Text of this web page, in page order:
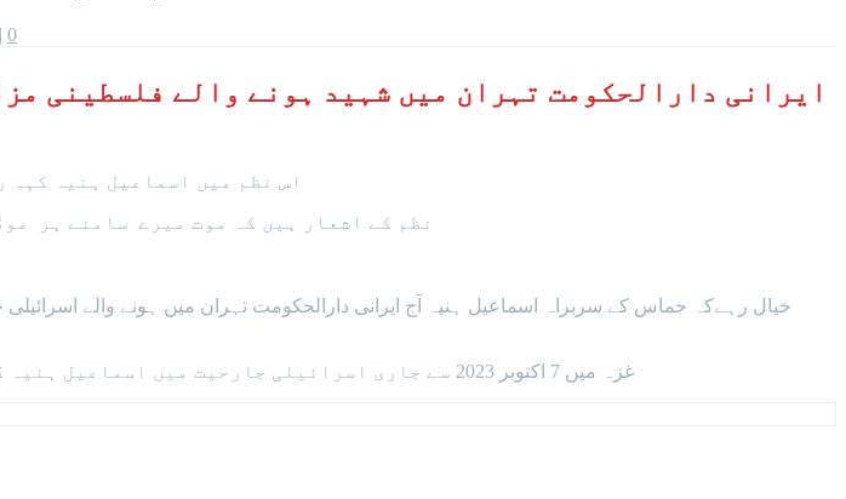
| 0
ایرانی دارالحکومت تہران میں شہید ہونے والے فلسطینی
اس نظم میں اسماعیل ہنیہ کہہ
نظم کے اشعار ہیں کہ موت میرے سامنے ہر
خیال رہےکہ حماس کے سربراہ اسماعیل ہنیہ آج ایرانی دارالحکومت تہران میں ہونے والے
غزہ میں 7 اکتوبر 2023 سے جاری اسرائیلی جارحیت میں اسماعیل ہنیہ کی بہن، بیٹوں اور پوتے پوتیوں سمیت خاندان کے متعدد افراد شہید ہوچکے ہیں۔